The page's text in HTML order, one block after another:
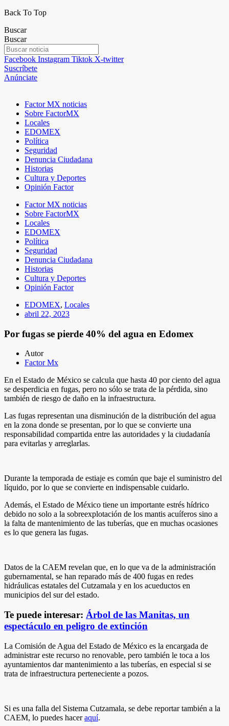
Back To Top
Buscar
Buscar
Facebook Instagram Tiktok X-twitter
Suscríbete
Anúnciate
Factor MX noticias
Sobre FactorMX
Locales
EDOMEX
Política
Seguridad
Denuncia Ciudadana
Historias
Cultura y Deportes
Opinión Factor
Factor MX noticias
Sobre FactorMX
Locales
EDOMEX
Política
Seguridad
Denuncia Ciudadana
Historias
Cultura y Deportes
Opinión Factor
EDOMEX, Locales
abril 22, 2023
Por fugas se pierde 40% del agua en Edomex
Autor
Factor Mx
En el Estado de México se calcula que hasta 40 por ciento del agua
se desperdicia en fugas, pero no sólo se trata de la pérdida, sino
también de riesgo de daño en la infraestructura.
Las fugas representan una disminución de la distribución del agua
en la zona donde se presentan, por lo que se convierte una
responsabilidad compartida entre las autoridades y la ciudadanía
para evitarlas y arreglarlas.
Durante la temporada de estiaje es común que baje el suministro del
líquido, por lo que se convierte en indispensable cuidarlo.
Además, el Estado de México tiene un importante estrés hídrico
debido no solo a la sobreexplotación de los mantis acuíferos sino a
la falta de mantenimiento de las tuberías, que en muchas ocasiones
es lo que genera las fugas.
Datos de la CAEM revelan que, en lo que va de la administración
gubernamental, se han reparado más de 400 fugas en redes
hidráulicas estatales del Cutzamala y en los acueductos en
municipios del sur del estado.
Te puede interesar: Árbol de las Manitas, un
espectáculo en peligro de extinción
La Comisión de Agua del Estado de México es la encargada de
administrar este recurso no renovable, pero también le toca a los
ayuntamientos dar mantenimiento a las tuberías, en especial si se
trata de infraestructura perteneciente a pozos.
Si es una falla del Sistema Cutzamala, se debe reportar también a la
CAEM, lo puedes haceraquí.